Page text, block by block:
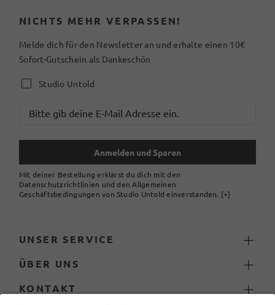
NICHTS MEHR VERPASSEN!
Melde dich für den Newsletter an und erhalte einen 10€
Sofort-Gutschein als Dankeschön
Studio Untold
Anmelden und Sparen
Mit deiner Bestellung erklärst du dich mit den
Datenschutzrichtlinien und den Allgemeinen
Geschäftsbedingungen von Studio Untold einverstanden. [+]
UNSER SERVICE
ÜBER UNS
KONTAKT